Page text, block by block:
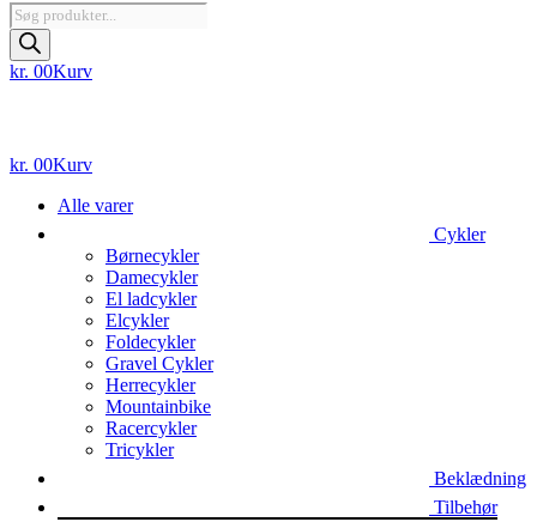
Products
search
kr. 00Kurv
kr. 00Kurv
Alle varer
Cykler
Børnecykler
Damecykler
El ladcykler
Elcykler
Foldecykler
Gravel Cykler
Herrecykler
Mountainbike
Racercykler
Tricykler
Beklædning
Tilbehør